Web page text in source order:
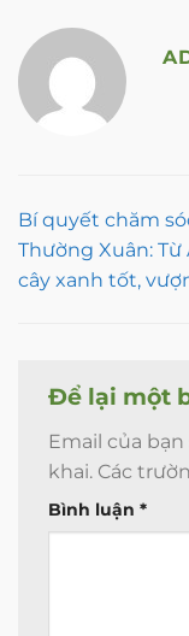
Bí quyết chăm
Thường Xuân: Từ
cây xanh tốt,
Để lại một
Email của
khai. Các
Bình luận *